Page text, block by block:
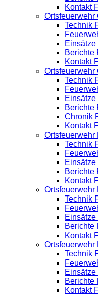
Kontakt
Ortsfeuerwehr
Technik
Berichte
Kontakt
Ortsfeuerwehr
Technik
Berichte
Chronik
Kontakt
Ortsfeuerwehr
Technik
Berichte
Kontakt
Ortsfeuerwehr
Technik
Berichte
Kontakt
Ortsfeuerwehr
Technik
Einsätze
Berichte
Kontakt